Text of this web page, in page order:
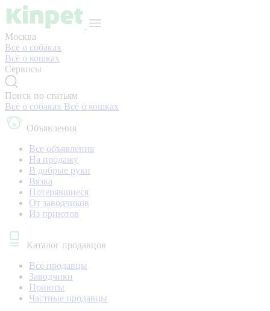
Москва
Всё о собаках
Всё о кошках
Сервисы
Поиск по статьям
Всё о собаках Всё о кошках
Объявления
Все объявления
На продажу
В добрые руки
Вязка
Потерявшиеся
От заводчиков
Из приютов
Каталог продавцов
Все продавцы
Заводчики
Приюты
Частные продавцы